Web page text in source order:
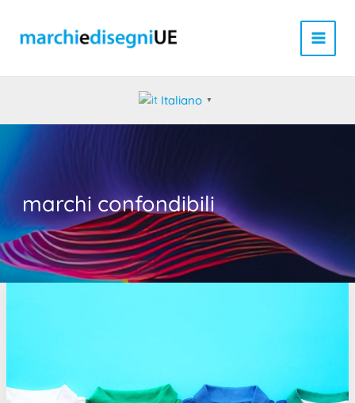
contenuto
Italiano ▼
marchi confondibili